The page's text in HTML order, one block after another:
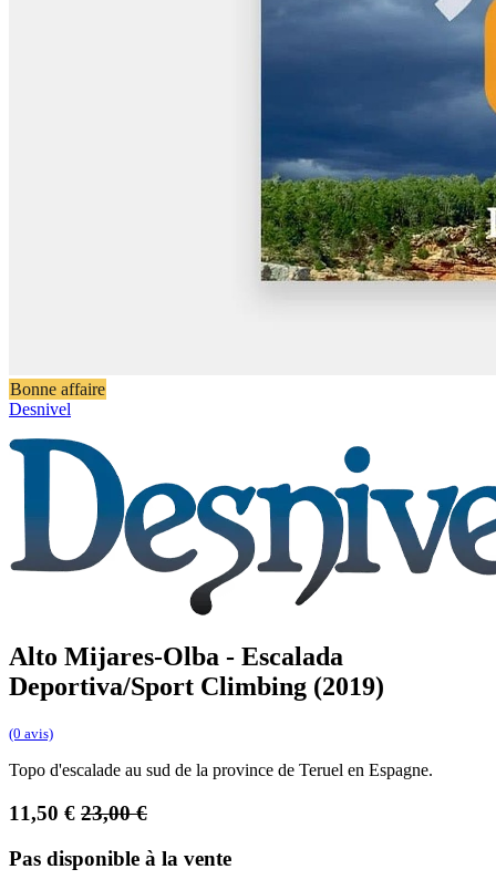
Bonne affaire
Desnivel
Alto Mijares-Olba - Escalada
Deportiva/Sport Climbing (2019)
(0 avis)
Topo d'escalade au sud de la province de Teruel en Espagne.
11,50 € 23,00€
Pas disponible à la vente